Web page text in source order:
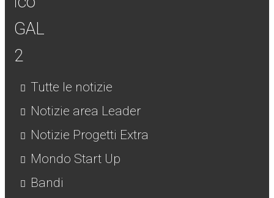
Tutte le notizie
Notizie area Leader
Notizie Progetti Extra
Mondo Start Up
Bandi